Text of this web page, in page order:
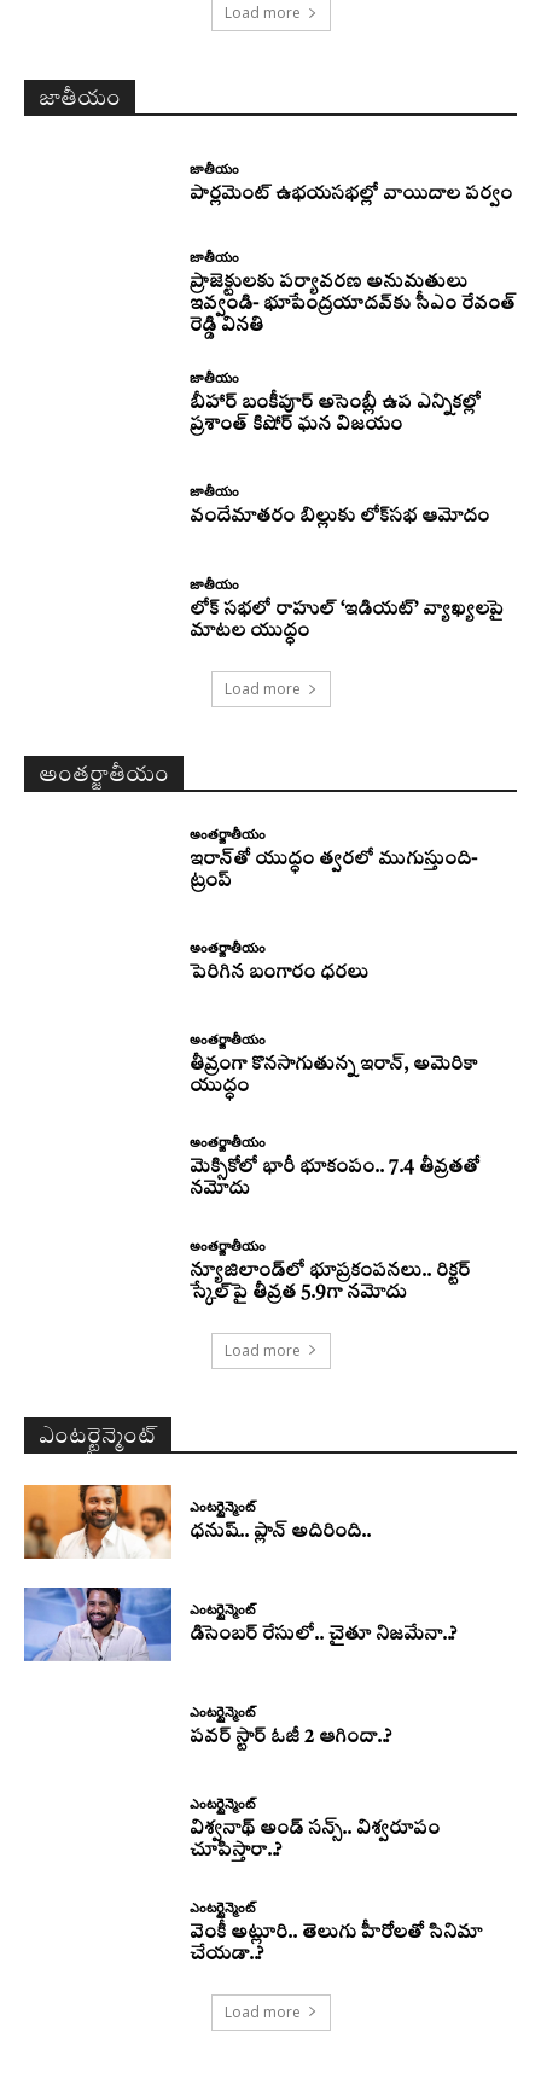
Load more
జాతీయం
జాతీయం
పార్లమెంట్ ఉభయసభల్లో వాయిదాల పర్వం
జాతీయం
ప్రాజెక్టులకు పర్యావరణ అనుమతులు
ఇవ్వండి- భూపేంద్రయాదవ్‌కు సీఎం రేవంత్‌
రెడ్డి వినతి
జాతీయం
బీహార్ బంకీపూర్ అసెంబ్లీ ఉప ఎన్నికల్లో
ప్రశాంత్ కిషోర్ ఘన విజయం
జాతీయం
వందేమాతరం బిల్లుకు లోక్‌సభ ఆమోదం
జాతీయం
లోక్ సభలో రాహుల్ ‘ఇడియట్’ వ్యాఖ్యలపై
మాటల యుద్ధం
Load more
అంతర్జాతీయం
అంతర్జాతీయం
ఇరాన్‌తో యుద్ధం త్వరలో ముగుస్తుంది-
ట్రంప్‌
అంతర్జాతీయం
పెరిగిన బంగారం ధరలు
అంతర్జాతీయం
తీవ్రంగా కొనసాగుతున్న ఇరాన్‌, అమెరికా
యుద్ధం
అంతర్జాతీయం
మెక్సికోలో భారీ భూకంపం.. 7.4 తీవ్రతతో
నమోదు
అంతర్జాతీయం
న్యూజిలాండ్‌లో భూప్రకంపనలు.. రిక్టర్‌
స్కేల్‌పై తీవ్రత 5.9గా నమోదు
Load more
ఎంటర్టైన్మెంట్
ఎంటర్టైన్మెంట్
ధనుష్‌.. ప్లాన్ అదిరింది..
ఎంటర్టైన్మెంట్
డిసెంబర్ రేసులో.. చైతూ నిజమేనా..?
ఎంటర్టైన్మెంట్
పవర్ స్టార్ ఓజీ 2 ఆగిందా..?
ఎంటర్టైన్మెంట్
విశ్వనాథ్ అండ్ సన్స్.. విశ్వరూపం
చూపిస్తారా..?
ఎంటర్టైన్మెంట్
వెంకీ అట్లూరి.. తెలుగు హీరోలతో సినిమా
చేయడా..?
Load more